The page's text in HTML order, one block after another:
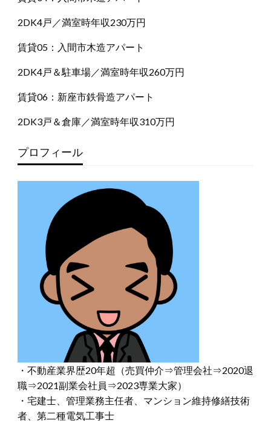
2DK4戸／満室時年収230万円
賃貸05：入間市木造アパート
2DK4戸＆駐車場／満室時年収260万円
賃貸06：新座市鉄骨造アパート
2DK3戸＆倉庫／満室時年収310万円
プロフィール
・不動産業界歴20年超（売買仲介⇒管理会社⇒2020退
職⇒2021副業会社員⇒2023専業大家）
・宅建士、管理業務主任者、マンション維持修繕技術
者、第二種電気工事士